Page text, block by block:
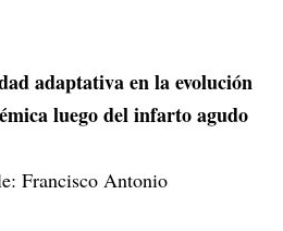
adaptativa en la evolución
luego del infarto agudo
Francisco Antonio